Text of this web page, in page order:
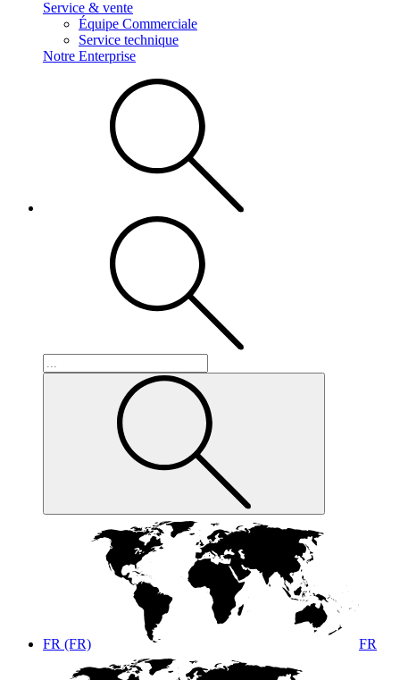
Service & vente
Équipe Commerciale
Service technique
Notre Enterprise
FR (FR) FR